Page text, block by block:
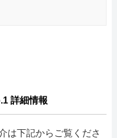
詳細情報
は下記からご覧くださ